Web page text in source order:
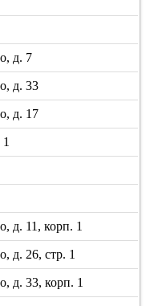
д. 7
д. 33
д. 17
д. 11, корп. 1
д. 26, стр. 1
д. 33, корп. 1